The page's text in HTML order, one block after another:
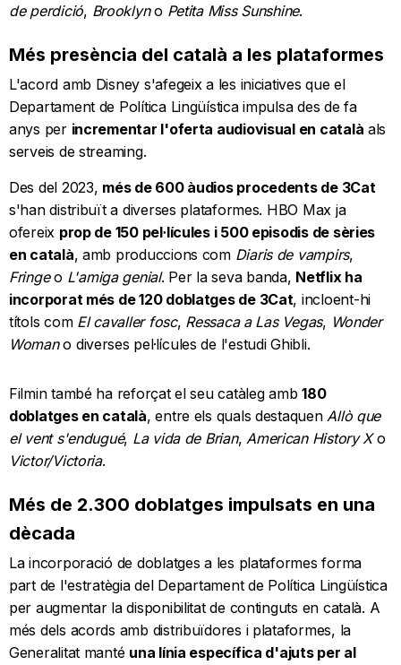
de perdició, Brooklyno Petita Miss Sunshine.
Més presència del català a les plataformes
L'acord amb Disney s'afegeix a les iniciatives que el
Departament de Política Lingüística impulsa des de fa
anys per incrementar l'oferta audiovisual en català als
serveis de streaming.
Des del 2023, més de 600 àudios procedents de 3Cat
s'han distribuït a diverses plataformes. HBO Max ja
ofereix prop de 150 pel·lícules i 500 episodis de sèries
en català, amb produccions com Diaris de vampirs,
Fringeo L'amiga genial. Per la seva banda, Netflix ha
incorporat més de 120 doblatges de 3Cat, incloent-hi
títols com El cavaller fosc, Ressaca a Las Vegas, Wonder
Womano diverses pel·lícules de l'estudi Ghibli.
Filmin també ha reforçat el seu catàleg amb180
doblatges en català, entre els quals destaquenAllò que
el vent s'endugué, La vida de Brian,American History Xo
Victor/Victoria.
Més de 2.300 doblatges impulsats en una
dècada
La incorporació de doblatges a les plataformes forma
part de l'estratègia del Departament de Política Lingüística
per augmentar la disponibilitat de continguts en català. A
més dels acords amb distribuïdores i plataformes, la
Generalitat manté una línia específica d'ajuts per al